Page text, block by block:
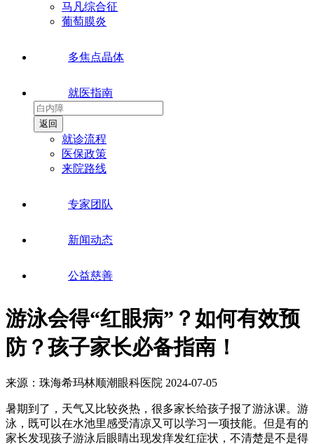
马凡综合征
葡萄膜炎
多焦点晶体
就医指南
就诊流程
医保政策
来院路线
专家团队
新闻动态
公益慈善
游泳会得“红眼病”？如何有效预
防？孩子家长必备指南！
来源：珠海希玛林顺潮眼科医院 2024-07-05
暑期到了，天气又比较炎热，很多家长给孩子报了游泳课。游
泳，既可以在水池里感受清凉又可以学习一项技能。但是有的
家长发现孩子游泳后眼睛出现发痒发红症状，不清楚是不是得